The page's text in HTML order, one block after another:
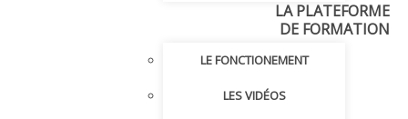
LA PLATEFORME
DE FORMATION
LE FONCTIONEMENT
LES VIDÉOS